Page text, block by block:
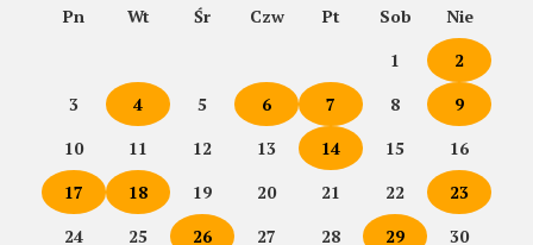
Pn Wt Śr Czw Pt Sob
Nie
1
2
3
4 5 6 7 8
9
10
11 12 13 14 15
16
17
18 19 20 21 22
23
24
25 26 27 28 29 30